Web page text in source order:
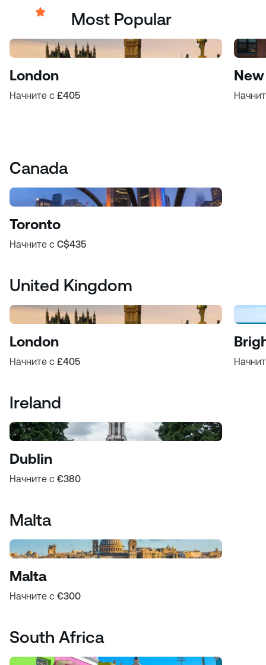
Most Popular
London
Начните с £405
Canada
Toronto
Начните с C$435
United Kingdom
London
Начните с £405
Ireland
Dublin
Начните с €380
Malta
Malta
Начните с €300
South Africa